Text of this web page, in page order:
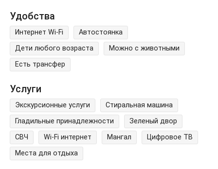
Удобства
Интернет Wi-Fi
Автостоянка
Дети любого возраста
Можно с животными
Есть трансфер
Услуги
Экскурсионные услуги
Стиральная машина
Гладильные принадлежности
Зеленый двор
СВЧ
Wi-Fi интернет Мангал
Цифровое ТВ
Места для отдыха